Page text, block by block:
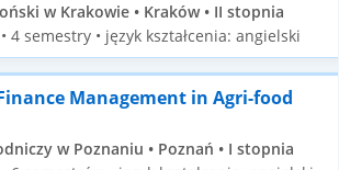
w Krakowie • Kraków • II stopnia
4 semestry • język kształcenia: angielski
Management in Agri-food
w Poznaniu • Poznań • I stopnia